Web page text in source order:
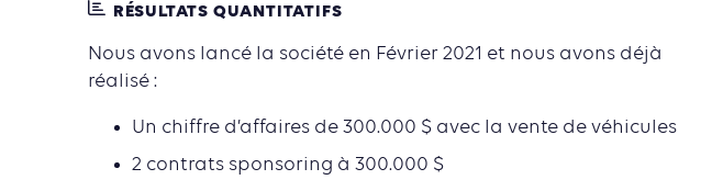
RÉSULTATS QUANTITATIFS
Nous avons lancé la société en Février 2021 et nous avons déjà
réalisé :
Un chiffre d’affaires de 300.000 $ avec la vente de véhicules
2 contrats sponsoring à 300.000 $